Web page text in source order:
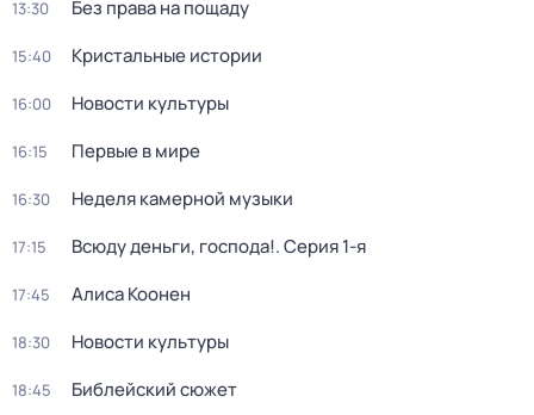
13:30 Без права на пощаду
15:40 Кристальные истории
16:00 Новости культуры
16:15 Первые в мире
16:30 Неделя камерной музыки
17:15 Всюду деньги, господа!. Серия 1-я
17:45 Алиса Коонен
18:30 Новости культуры
18:45 Библейский сюжет